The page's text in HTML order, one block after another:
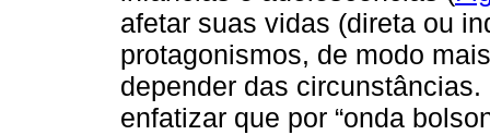
afetar suas vidas (direta ou
protagonismos, de modo
depender das
enfatizar que por “onda